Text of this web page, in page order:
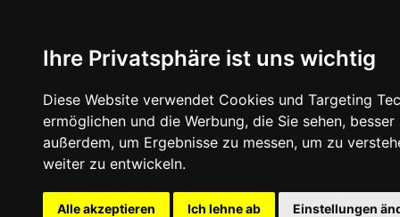
Ihre Privatsphäre ist uns wichtig
Diese Website verwendet Cookies und Targeting
ermöglichen und die Werbung, die Sie sehen,
außerdem, um Ergebnisse zu messen, um zu
weiter zu entwickeln.
Alle akzeptieren Ich lehne ab Einstellungen